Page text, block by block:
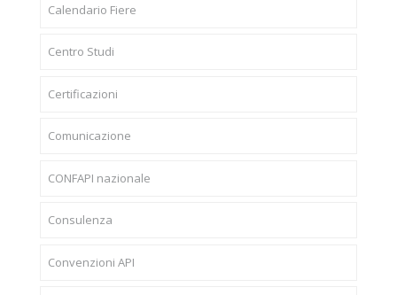
Calendario Fiere
Centro Studi
Certificazioni
Comunicazione
CONFAPI nazionale
Consulenza
Convenzioni API